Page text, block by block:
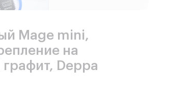
Mage mini,
на
графит, Deppa